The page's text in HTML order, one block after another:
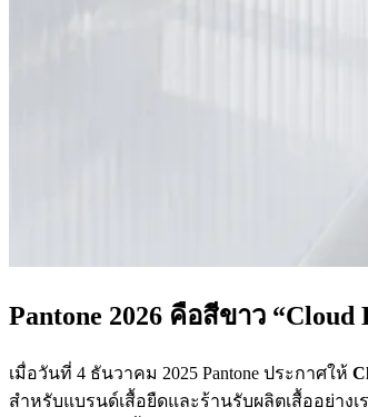
Pantone 2026 คือสีขาว
เมื่อวันที่ 4 ธันวาคม 2025 Pantone ประกาศให้
สำหรับแบรนด์เสื้อยืดและร้านรับผลิตเสื้ออย่า